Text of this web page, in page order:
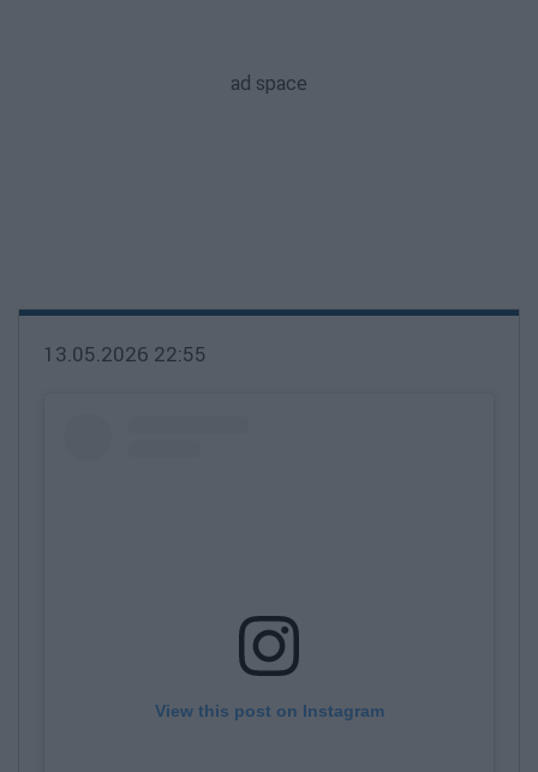
13.05.2026 22:55
View this post on Instagram